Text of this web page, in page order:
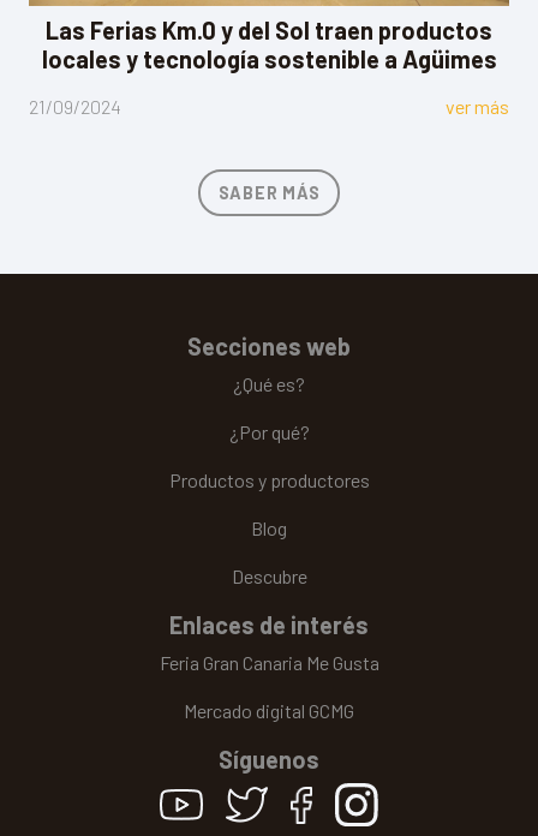
Las Ferias Km.0 y del Sol traen productos
locales y tecnología sostenible a Agüimes
21/09/2024 ver más
SABER MÁS
Secciones web
¿Qué es?
¿Por qué?
Productos y productores
Blog
Descubre
Enlaces de interés
Feria Gran Canaria Me Gusta
Mercado digital GCMG
Síguenos